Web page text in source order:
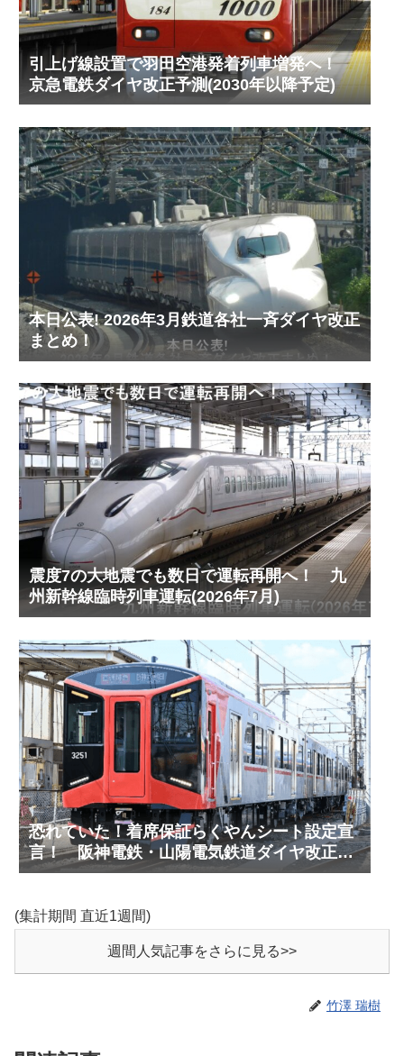
引上げ線設置で羽田空港発着列車増発へ！
京急電鉄ダイヤ改正予測(2030年以降予定)
本日公表! 2026年3月鉄道各社一斉ダイヤ改正
まとめ！
震度7の大地震でも数日で運転再開へ！ 九
州新幹線臨時列車運転(2026年7月)
恐れていた！着席保証らくやんシート設定宣
言！ 阪神電鉄・山陽電気鉄道ダイヤ改正予
測(2027年3月予定)
(集計期間 直近1週間)
週間人気記事をさらに見る>>
竹澤 瑞樹